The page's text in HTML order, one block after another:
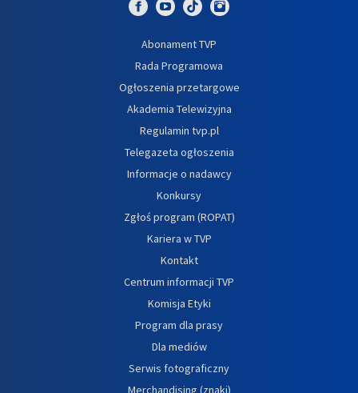
Abonament TVP
Rada Programowa
Ogłoszenia przetargowe
Akademia Telewizyjna
Regulamin tvp.pl
Telegazeta ogłoszenia
Informacje o nadawcy
Konkursy
Zgłoś program (ROPAT)
Kariera w TVP
Kontakt
Centrum informacji TVP
Komisja Etyki
Program dla prasy
Dla mediów
Serwis fotograficzny
Merchandising (znaki)